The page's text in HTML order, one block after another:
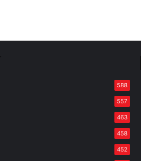
588
557
463
458
452